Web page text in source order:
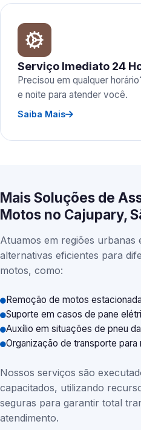
Serviço Imediato 24
Precisou em qualquer
e noite para atender você.
Saiba Mais
Mais Soluções de
Motos no Cajupary,
Atuamos em regiões urbanas
alternativas eficientes para
motos, como:
Remoção de motos
Suporte em casos de pane
Auxílio em situações de pneu
Organização de transporte
Nossos serviços são
capacitados, utilizando
seguras para garantir total
atendimento.